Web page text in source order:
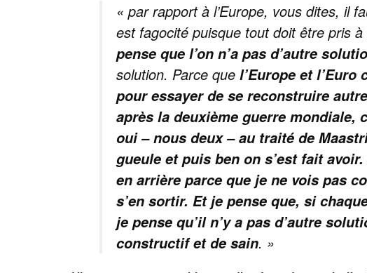
« par rapport à l’Europe, vous dites, il
est fagocité puisque tout doit être pris
pense que l’on n’a pas d’autre
solution. Parce que l’Europe et
pour essayer de se reconstruire
après la deuxième guerre mondiale,
oui – nous deux – au traité de
gueule et puis ben on s’est fait
en arrière parce que je ne vois pas
s’en sortir. Et je pense que, si
je pense qu’il n’y a pas d’autre
constructif et de sain. »